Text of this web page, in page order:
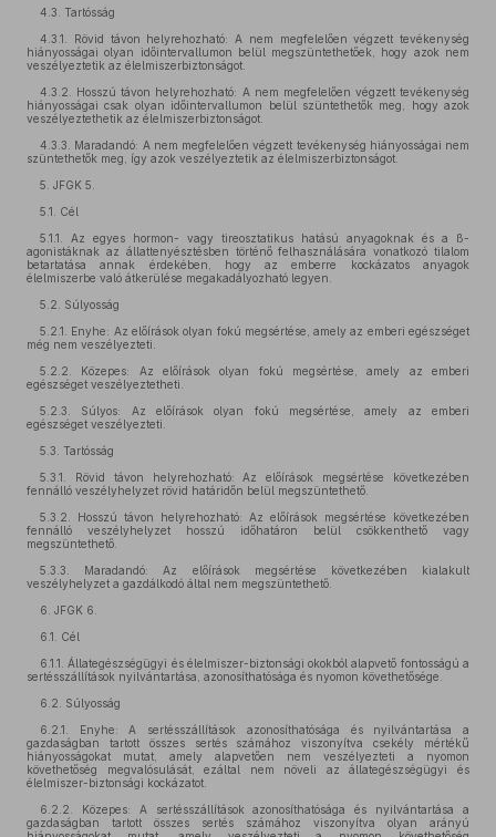
4.3. Tartósság
4.3.1. Rövid távon helyrehozható: A nem megfelelően végzett tevékenység
hiányosságai olyan időintervallumon belül megszüntethetőek, hogy azok nem
veszélyeztetik az élelmiszerbiztonságot.
4.3.2. Hosszú távon helyrehozható: A nem megfelelően végzett tevékenység
hiányosságai csak olyan időintervallumon belül szüntethetők meg, hogy azok
veszélyeztethetik az élelmiszerbiztonságot.
4.3.3. Maradandó: A nem megfelelően végzett tevékenység hiányosságai nem
szüntethetők meg, így azok veszélyeztetik az élelmiszerbiztonságot.
5. JFGK 5.
5.1. Cél
5.1.1. Az egyes hormon- vagy tireosztatikus hatású anyagoknak és a ß-
agonistáknak az állattenyésztésben történő felhasználására vonatkozó tilalom
betartatása annak érdekében, hogy az emberre kockázatos anyagok
élelmiszerbe való átkerülése megakadályozható legyen.
5.2. Súlyosság
5.2.1. Enyhe: Az előírások olyan fokú megsértése, amely az emberi egészséget
még nem veszélyezteti.
5.2.2. Közepes: Az előírások olyan fokú megsértése, amely az emberi
egészséget veszélyeztetheti.
5.2.3. Súlyos: Az előírások olyan fokú megsértése, amely az emberi
egészséget veszélyezteti.
5.3. Tartósság
5.3.1. Rövid távon helyrehozható: Az előírások megsértése következében
fennálló veszélyhelyzet rövid határidőn belül megszüntethető.
5.3.2. Hosszú távon helyrehozható: Az előírások megsértése következében
fennálló veszélyhelyzet hosszú időhatáron belül csökkenthető vagy
megszüntethető.
5.3.3. Maradandó: Az előírások megsértése következében kialakult
veszélyhelyzet a gazdálkodó által nem megszüntethető.
6. JFGK 6.
6.1. Cél
6.1.1. Állategészségügyi és élelmiszer-biztonsági okokból alapvető fontosságú a
sertésszállítások nyilvántartása, azonosíthatósága és nyomon követhetősége.
6.2. Súlyosság
6.2.1. Enyhe: A sertésszállítások azonosíthatósága és nyilvántartása a
gazdaságban tartott összes sertés számához viszonyítva csekély mértékű
hiányosságokat mutat, amely alapvetően nem veszélyezteti a nyomon
követhetőség megvalósulását, ezáltal nem növeli az állategészségügyi és
élelmiszer-biztonsági kockázatot.
6.2.2. Közepes: A sertésszállítások azonosíthatósága és nyilvántartása a
gazdaságban tartott összes sertés számához viszonyítva olyan arányú